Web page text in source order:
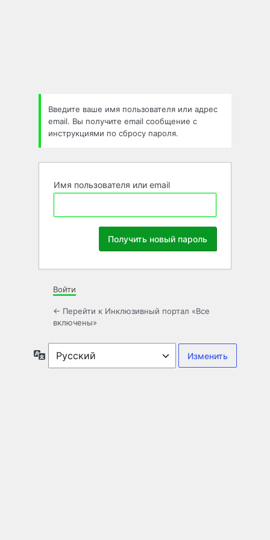
Введите ваше имя пользователя или адрес
email. Вы получите email сообщение с
инструкциями по сбросу пароля.
Имя пользователя или email
Войти
← Перейти к Инклюзивный портал «Все
включены»
Язык